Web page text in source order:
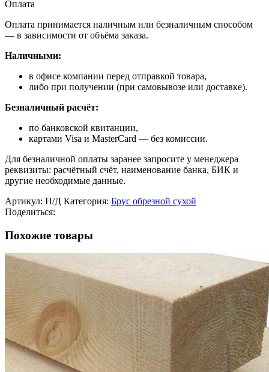
Оплата
Оплата принимается наличным или безналичным способом
— в зависимости от объёма заказа.
Наличными:
в офисе компании перед отправкой товара,
либо при получении (при самовывозе или доставке).
Безналичный расчёт:
по банковской квитанции,
картами Visa и MasterCard — без комиссии.
Для безналичной оплаты заранее запросите у менеджера
реквизиты: расчётный счёт, наименование банка, БИК и
другие необходимые данные.
Артикул: Н/Д Категория: Брус обрезной сухой
Поделиться:
Похожие товары